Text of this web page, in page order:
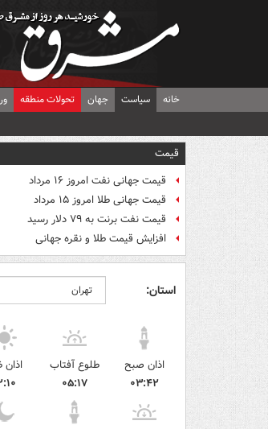
خانه سیاست جهان تحولات منطقه
قیمت
قیمت جهانی نفت امروز ۱۶ مرداد
قیمت جهانی طلا امروز ۱۵ مرداد
قیمت نفت برنت به ۷۹ دلار رسید
افزایش قیمت طلا و نقره جهانی
استان:
اذان صبح
۰۳:۴۲
طلوع آفتاب
۰۵:۱۷
اذان